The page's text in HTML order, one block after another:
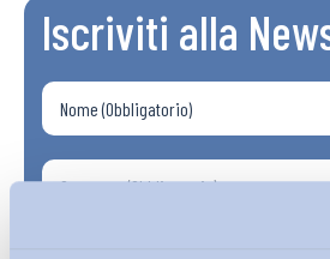
Iscriviti alla